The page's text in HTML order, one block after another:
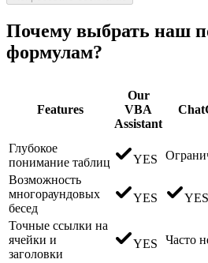
Почему выбрать наш
формулам?
Features
Our
VBA
Assistant
Глубокое
понимание таблиц
YES
Возможность
многораундовых
бесед
YES YES
Точные ссылки на
ячейки и
заголовки
YES Часто